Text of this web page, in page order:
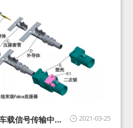
2021-03-25
载信号传输中的